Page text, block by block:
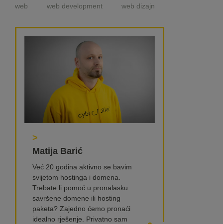
web web development web dizajn
>
Matija Barić
Već 20 godina aktivno se bavim
svijetom hostinga i domena.
Trebate li pomoć u pronalasku
savršene domene ili hosting
paketa? Zajedno ćemo pronaći
idealno rješenje. Privatno sam